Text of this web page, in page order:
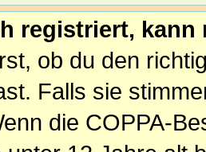
registriert,
ob du den
Falls sie
die COPPA-